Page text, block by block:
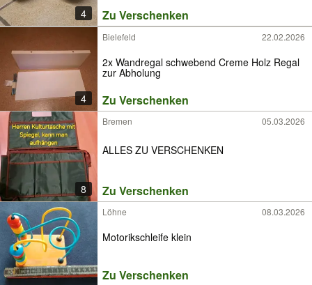
4 Zu Verschenken
4
Bielefeld 22.02.2026
2x Wandregal schwebend Creme Holz Regal
zur Abholung
Zu Verschenken
8
Bremen 05.03.2026
ALLES ZU VERSCHENKEN
Zu Verschenken
Löhne 08.03.2026
Motorikschleife klein
Zu Verschenken